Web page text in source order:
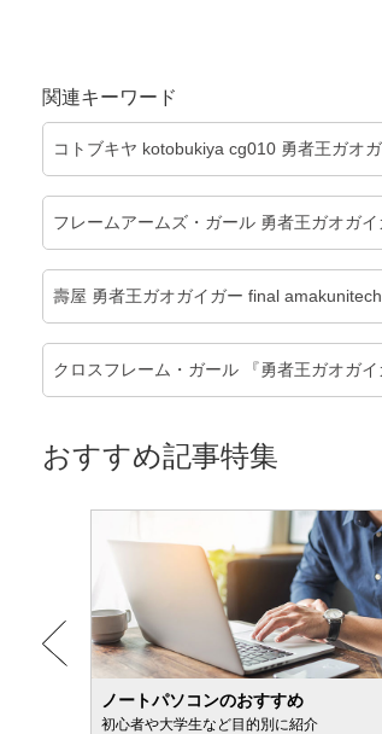
関連キーワード
コトブキヤ kotobukiya cg010 勇者王ガオ
フレームアームズ・ガール 勇者王ガオガ
壽屋 勇者王ガオガイガー final
クロスフレーム・ガール 『勇者王ガオガ
おすすめ記事特集
ノートパソコンのおすすめ
初心者や大学生など目的別に紹介